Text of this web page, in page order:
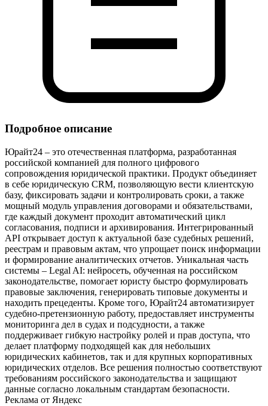
Подробное описание
Юрайт24 – это отечественная платформа, разработанная
российской компанией для полного цифрового
сопровождения юридической практики. Продукт объединяет
в себе юридическую CRM, позволяющую вести клиентскую
базу, фиксировать задачи и контролировать сроки, а также
мощный модуль управления договорами и обязательствами,
где каждый документ проходит автоматический цикл
согласования, подписи и архивирования. Интегрированный
API открывает доступ к актуальной базе судебных решений,
реестрам и правовым актам, что упрощает поиск информации
и формирование аналитических отчетов. Уникальная часть
системы – Legal AI: нейросеть, обученная на российском
законодательстве, помогает юристу быстро формулировать
правовые заключения, генерировать типовые документы и
находить прецеденты. Кроме того, Юрайт24 автоматизирует
судебно‑претензионную работу, предоставляет инструменты
мониторинга дел в судах и подсудности, а также
поддерживает гибкую настройку ролей и прав доступа, что
делает платформу подходящей как для небольших
юридических кабинетов, так и для крупных корпоративных
юридических отделов. Все решения полностью соответствуют
требованиям российского законодательства и защищают
данные согласно локальным стандартам безопасности.
Реклама от Яндекс